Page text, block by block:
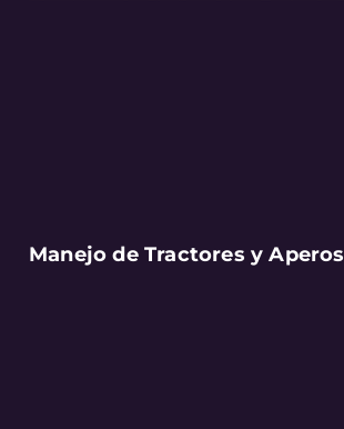
Manejo de Tractores y Aperos